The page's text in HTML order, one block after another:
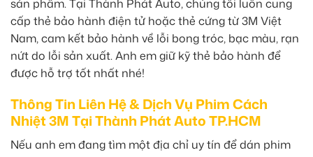
sản phẩm. Tại Thành Phát Auto, chúng tôi luôn cung
cấp thẻ bảo hành điện tử hoặc thẻ cứng từ 3M Việt
Nam, cam kết bảo hành về lỗi bong tróc, bạc màu, rạn
nứt do lỗi sản xuất. Anh em giữ kỹ thẻ bảo hành để
được hỗ trợ tốt nhất nhé!
Thông Tin Liên Hệ & Dịch Vụ Phim Cách
Nhiệt 3M Tại Thành Phát Auto TP.HCM
Nếu anh em đang tìm một địa chỉ uy tín để dán phim